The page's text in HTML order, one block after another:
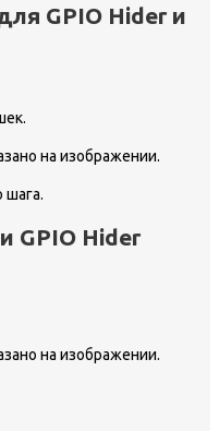
GPIO Hider и
на изображении.
GPIO Hider
на изображении.